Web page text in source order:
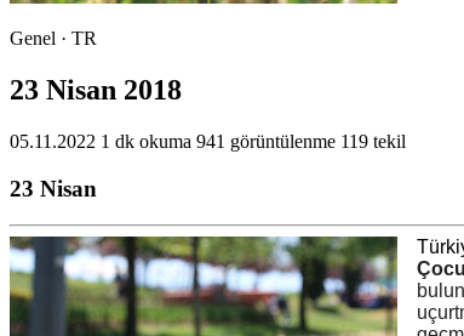
Genel · TR
23 Nisan 2018
05.11.2022 1 dk okuma 941 görüntülenme 119 tekil
23 Nisan